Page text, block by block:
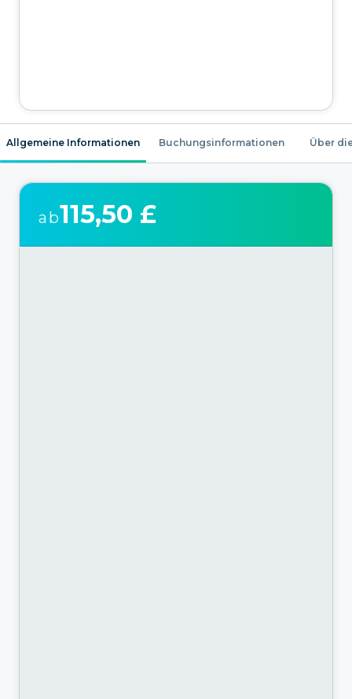
Allgemeine Informationen Buchungsinformationen Über
ab115,50 £